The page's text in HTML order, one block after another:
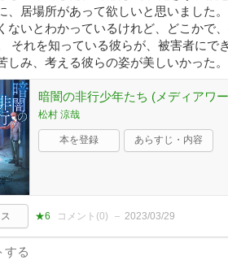
、居場所があって欲しいと思いました
ないとわかっているけれど、どこかで
それを知っている彼らが、被害者にで
しみ、考える彼らの姿が美しいかった
暗闇の非行少年たち (メディアワ
松村 涼哉
本を登録 あらすじ・内容
★6 コメント(0) 2023/03/29